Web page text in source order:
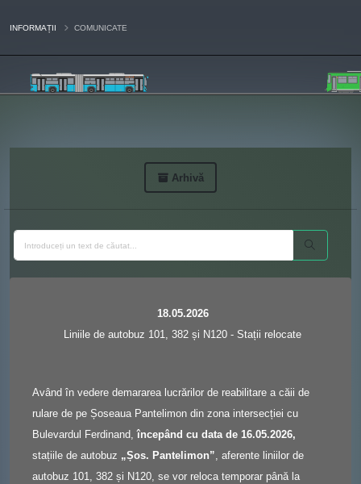
INFORMAȚII COMUNICATE
Arhivă
18.05.2026
Liniile de autobuz 101, 382 și N120 - Stații relocate
Având în vedere demararea lucrărilor de reabilitare a căii de
rulare de pe Șoseaua Pantelimon din zona intersecției cu
Bulevardul Ferdinand,începând cu data de 16.05.2026,
stațiile de autobuz „Șos. Pantelimon”, aferente liniilor de
autobuz 101, 382 și N120, se vor reloca temporar până la